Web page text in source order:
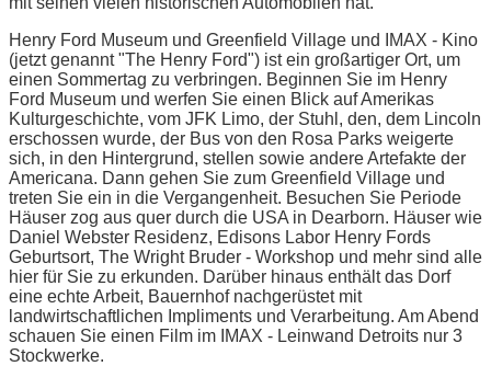
Henry Ford Museum und Greenfield Village und IMAX - Kino
(jetzt genannt "The Henry Ford") ist ein großartiger Ort, um
einen Sommertag zu verbringen. Beginnen Sie im Henry
Ford Museum und werfen Sie einen Blick auf Amerikas
Kulturgeschichte, vom JFK Limo, der Stuhl, den, dem Lincoln
erschossen wurde, der Bus von den Rosa Parks weigerte
sich, in den Hintergrund, stellen sowie andere Artefakte der
Americana. Dann gehen Sie zum Greenfield Village und
treten Sie ein in die Vergangenheit. Besuchen Sie Periode
Häuser zog aus quer durch die USA in Dearborn. Häuser wie
Daniel Webster Residenz, Edisons Labor Henry Fords
Geburtsort, The Wright Bruder - Workshop und mehr sind alle
hier für Sie zu erkunden. Darüber hinaus enthält das Dorf
eine echte Arbeit, Bauernhof nachgerüstet mit
landwirtschaftlichen Impliments und Verarbeitung. Am Abend
schauen Sie einen Film im IMAX - Leinwand Detroits nur 3
Stockwerke.